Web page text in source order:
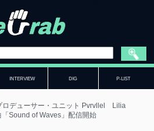
INTERVIEW DIG P-LIST
ロデューサー・ユニット Pvrvllel Lilia
Sound of Waves」配信開始